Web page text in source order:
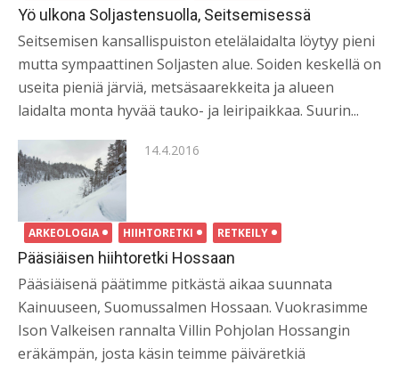
Yö ulkona Soljastensuolla, Seitsemisessä
Seitsemisen kansallispuiston etelälaidalta löytyy pieni
mutta sympaattinen Soljasten alue. Soiden keskellä on
useita pieniä järviä, metsäsaarekkeita ja alueen
laidalta monta hyvää tauko- ja leiripaikkaa. Suurin...
Posted
14.4.2016
ARKEOLOGIA HIIHTORETKI RETKEILY
Pääsiäisen hiihtoretki Hossaan
Pääsiäisenä päätimme pitkästä aikaa suunnata
Kainuuseen, Suomussalmen Hossaan. Vuokrasimme
Ison Valkeisen rannalta Villin Pohjolan Hossangin
eräkämpän, josta käsin teimme päiväretkiä